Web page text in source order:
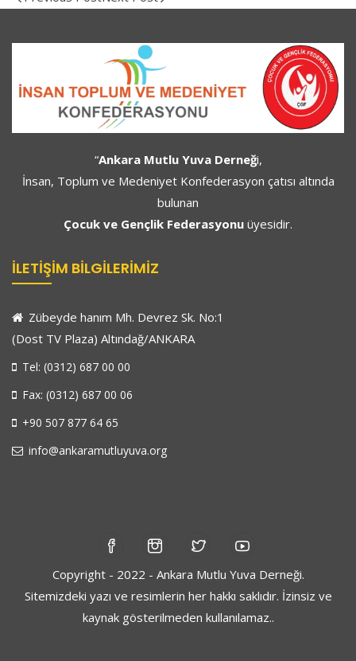
“Ankara Mutlu Yuva Derneği,
İnsan, Toplum ve Medeniyet Konfederasyon çatısı altında
bulunan
Çocuk ve Gençlik Federasyonu üyesidir.
İLETIŞIM BILGILERIMIZ
Zübeyde hanım Mh. Devrez Sk. No:1
(Dost TV Plaza) Altındağ/ANKARA
Tel: (0312) 687 00 00
Fax: (0312) 687 00 06
+90 507 877 64 65
info@ankaramutluyuva.org
Copyright - 2022 - Ankara Mutlu Yuva Derneği.
Sitemizdeki yazı ve resimlerin her hakkı saklıdır. İzinsiz ve
kaynak gösterilmeden kullanılamaz..